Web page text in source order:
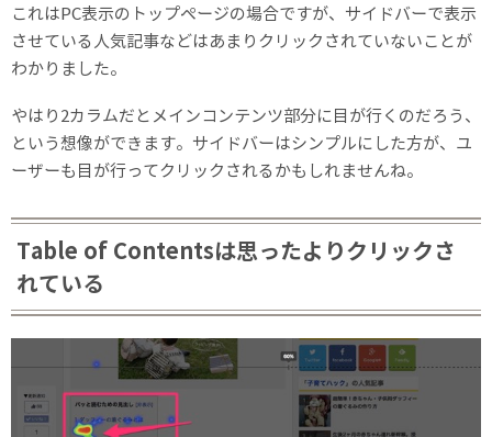
これはPC表示のトップページの場合ですが、サイドバーで表示
させている人気記事などはあまりクリックされていないことが
わかりました。
やはり2カラムだとメインコンテンツ部分に目が行くのだろう、
という想像ができます。サイドバーはシンプルにした方が、ユ
ーザーも目が行ってクリックされるかもしれませんね。
Table of Contentsは思ったよりクリックさ
れている